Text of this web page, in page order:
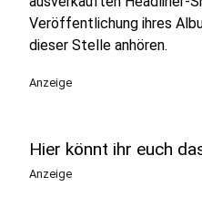
Veröffentlichung ihres
dieser Stelle anhören.
Anzeige
Hier könnt ihr euch
Anzeige